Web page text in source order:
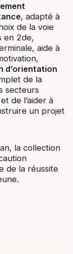
, adapté à
de la voie
en 2de,
aide à
d’orientation
de la
secteurs
de l’aider à
un projet
la collection
de la réussite